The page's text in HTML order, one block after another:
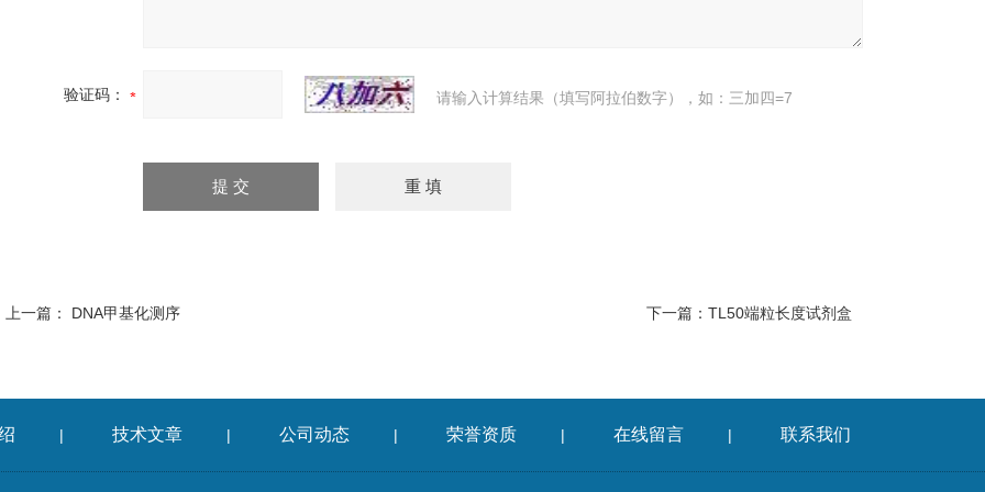
验证码： 请输入计算结果（填写阿拉伯数字），如：三加四=7
上一篇： DNA甲基化测序 下一篇： TL50端粒长度试剂盒
| 技术文章 | 公司动态 | 荣誉资质 | 在线留言 | 联系我们